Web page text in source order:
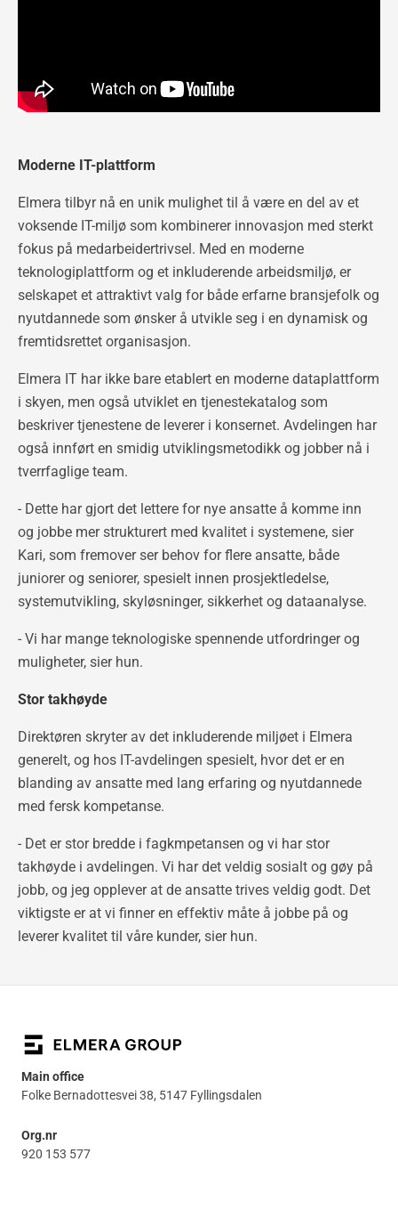
Moderne IT-plattform
Elmera tilbyr nå en unik mulighet til å være en del av et
voksende IT-miljø som kombinerer innovasjon med sterkt
fokus på medarbeidertrivsel. Med en moderne
teknologiplattform og et inkluderende arbeidsmiljø, er
selskapet et attraktivt valg for både erfarne bransjefolk og
nyutdannede som ønsker å utvikle seg i en dynamisk og
fremtidsrettet organisasjon.
Elmera IT har ikke bare etablert en moderne dataplattform
i skyen, men også utviklet en tjenestekatalog som
beskriver tjenestene de leverer i konsernet. Avdelingen har
også innført en smidig utviklingsmetodikk og jobber nå i
tverrfaglige team.
- Dette har gjort det lettere for nye ansatte å komme inn
og jobbe mer strukturert med kvalitet i systemene, sier
Kari, som fremover ser behov for flere ansatte, både
juniorer og seniorer, spesielt innen prosjektledelse,
systemutvikling, skyløsninger, sikkerhet og dataanalyse.
- Vi har mange teknologiske spennende utfordringer og
muligheter, sier hun.
Stor takhøyde
Direktøren skryter av det inkluderende miljøet i Elmera
generelt, og hos IT-avdelingen spesielt, hvor det er en
blanding av ansatte med lang erfaring og nyutdannede
med fersk kompetanse.
- Det er stor bredde i fagkmpetansen og vi har stor
takhøyde i avdelingen. Vi har det veldig sosialt og gøy på
jobb, og jeg opplever at de ansatte trives veldig godt. Det
viktigste er at vi finner en effektiv måte å jobbe på og
leverer kvalitet til våre kunder, sier hun.
Main office
Folke Bernadottesvei 38, 5147 Fyllingsdalen
Org.nr
920 153 577